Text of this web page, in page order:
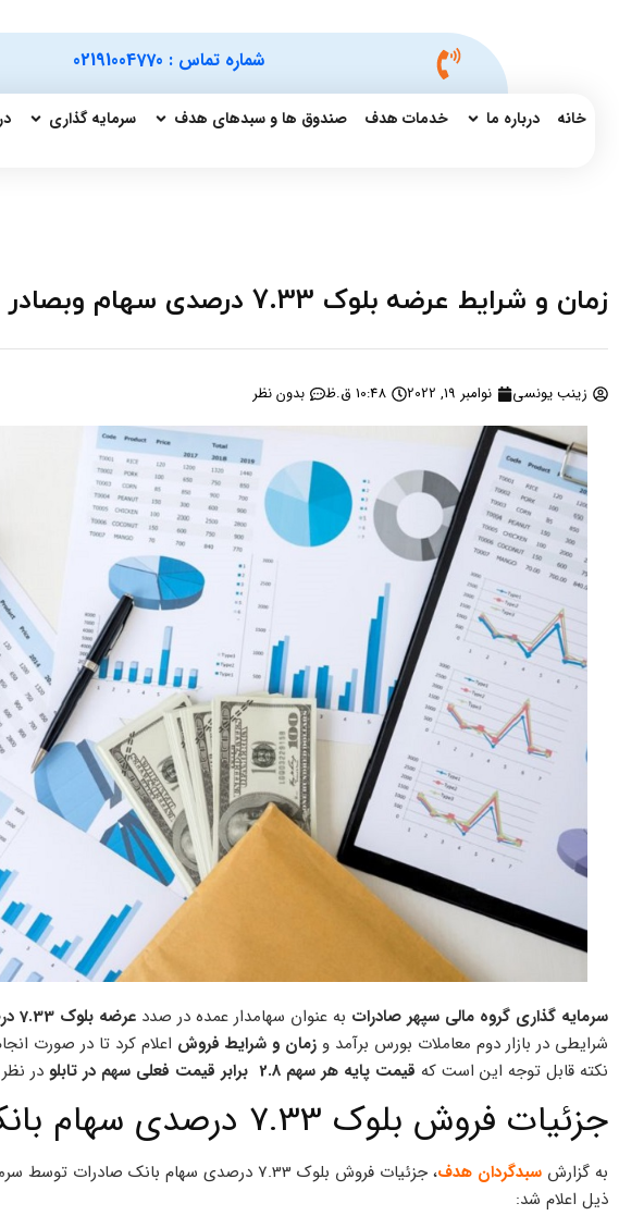
شماره تماس : 02191004770
خانه درباره ما خدمات هدف صندوق ها و سبدهای هدف سرمایه گذاری
زمان و شرایط عرضه بلوک 7.33 درصدی سهام وبصادر با 2.8 برابر قیمت تابلو
زینب یونسی نوامبر 19, 2022 10:48 ق.ظ بدون نظر
سرمایه گذاری گروه مالی سپهر صادرات به عنوان سهامدار عمده در صدد عرضه بلوک 7.33 درصدی سهام بانک صادرات
شرایطی در بازار دوم معاملات بورس برآمد و زمان و شرایط فروش اعلام کرد تا در صورت
نکته قابل توجه این است که قیمت پایه هر سهم 2.8 برابر قیمت فعلی سهم در تابلو در
جزئیات فروش بلوک 7.33 درصدی سهام بانک صادرات
به گزارش سبدگردان هدف
، جزئیات فروش بلوک 7.33 درصدی سهام بانک
ذیل اعلام شد: